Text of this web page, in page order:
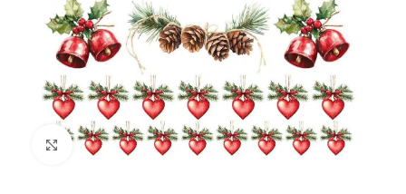
Büyütmek için tıklayın